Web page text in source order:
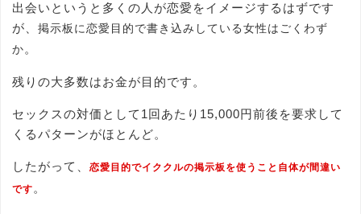
出会いというと多くの人が恋愛をイメージするはずです
が、 掲示板に恋愛目的で書き込みしている女性はごくわず
か。
残りの大多数はお金が目的です。
セックスの対価として1回あたり15,000円前後を要求して
くるパターンがほとんど。
したがって、
恋愛目的でイククルの掲示板を使うこと自体が間違い
です。